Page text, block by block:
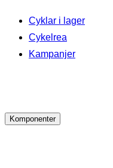
Cyklar i lager
Cykelrea
Kampanjer
Komponenter